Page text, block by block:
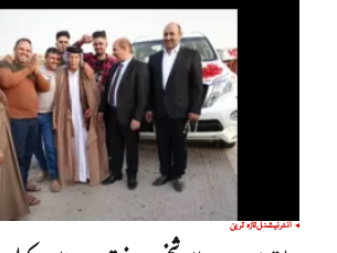
انٹرنیشنلتازہ ترین